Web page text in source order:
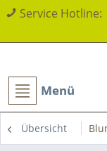
Service Hotline:
Menü
Übersicht